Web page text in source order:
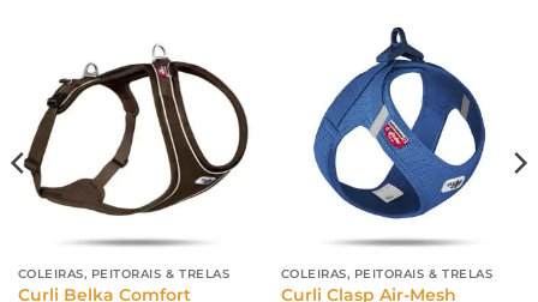
COLEIRAS, PEITORAIS & TRELAS
Curli Belka Comfort
COLEIRAS, PEITORAIS & TRELAS
Curli Clasp Air-Mesh